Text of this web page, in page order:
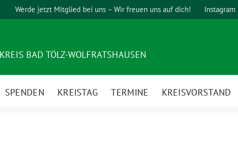
Werde jetzt Mitglied bei uns – Wir freuen uns auf dich! Instagram
BAD TÖLZ-WOLFRATSHAUSEN
SPENDEN KREISTAG TERMINE KREISVORSTAND